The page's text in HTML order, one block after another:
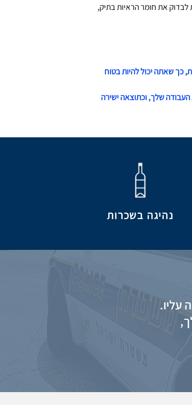
את חומר הראיות בתיק,
כך שאתה יכול להיות בטוח
העבודה שלך, וכתוצאה ישירה
נהיגה בשכרות
עליו.